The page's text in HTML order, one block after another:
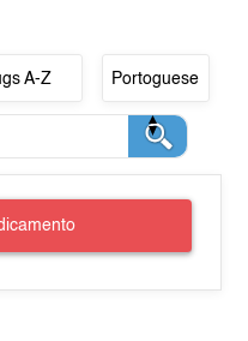
A-Z Portoguese